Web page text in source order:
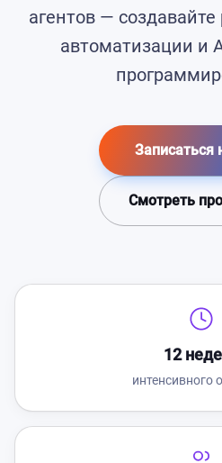
агентов —
автоматизации и
Записаться
Смотреть
12
интенсивного